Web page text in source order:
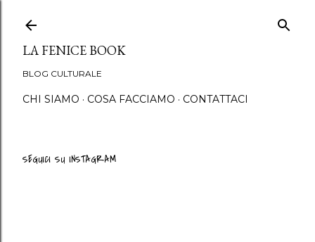
LA FENICE BOOK
BLOG CULTURALE
CHI SIAMO COSA FACCIAMO CONTATTACI
SEGUICI SU INSTAGRAM